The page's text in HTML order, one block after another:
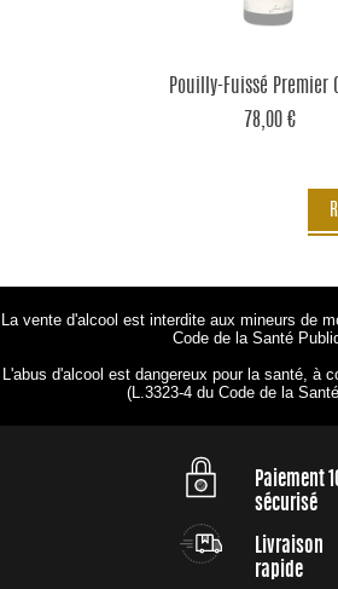
Pouilly-Fuissé Premier
78,00 €
La vente d'alcool est interdite aux mineurs de
Code de la Santé
L'abus d'alcool est dangereux pour la santé, à
(L.3323-4 du Code de la
Paiement
sécurisé
Livraison
rapide